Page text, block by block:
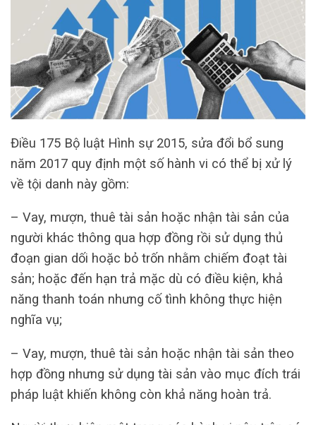
Điều 175 Bộ luật Hình sự 2015, sửa đổi bổ sung
năm 2017 quy định một số hành vi có thể bị xử lý
về tội danh này gồm:
– Vay, mượn, thuê tài sản hoặc nhận tài sản của
người khác thông qua hợp đồng rồi sử dụng thủ
đoạn gian dối hoặc bỏ trốn nhằm chiếm đoạt tài
sản; hoặc đến hạn trả mặc dù có điều kiện, khả
năng thanh toán nhưng cố tình không thực hiện
nghĩa vụ;
– Vay, mượn, thuê tài sản hoặc nhận tài sản theo
hợp đồng nhưng sử dụng tài sản vào mục đích trái
pháp luật khiến không còn khả năng hoàn trả.